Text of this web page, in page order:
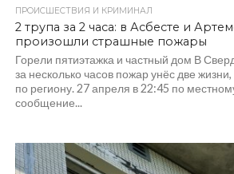
ПРОИСШЕСТВИЯ И КРИМИНАЛ
2 трупа за 2 часа: в Асбесте и
произошли страшные пожары
Горели пятиэтажка и частный дом В
за несколько часов пожар унёс две
по региону. 27 апреля в 22:45 по
сообщение...